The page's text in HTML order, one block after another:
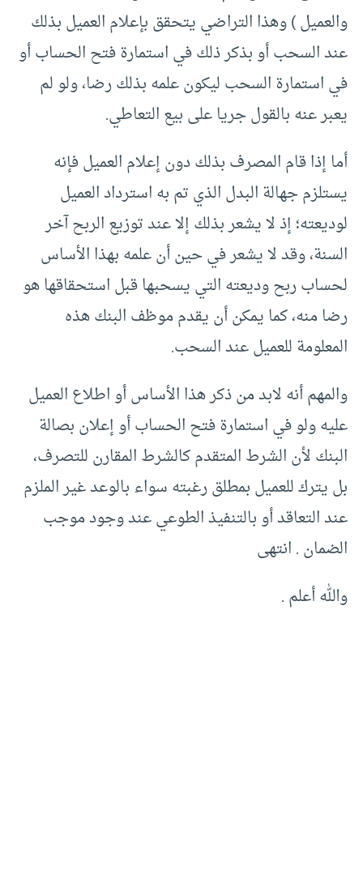
والعميل ) وهذا التراضي يتحقق بإعلام العميل بذلك
عند السحب أو بذكر ذلك في استمارة فتح الحساب أو
في استمارة السحب ليكون علمه بذلك رضا، ولو لم
يعبر عنه بالقول جريا على بيع التعاطي.
أما إذا قام المصرف بذلك دون إعلام العميل فإنه
يستلزم جهالة البدل الذي تم به استرداد العميل
لوديعته؛ إذ لا يشعر بذلك إلا عند توزيع الربح آخر
السنة، وقد لا يشعر في حين أن علمه بهذا الأساس
لحساب ربح وديعته التي يسحبها قبل استحقاقها هو
رضا منه، كما يمكن أن يقدم موظف البنك هذه
المعلومة للعميل عند السحب.
والمهم أنه لابد من ذكر هذا الأساس أو اطلاع العميل
عليه ولو في استمارة فتح الحساب أو إعلان بصالة
البنك لأن الشرط المتقدم كالشرط المقارن للتصرف،
بل يترك للعميل بمطلق رغبته سواء بالوعد غير الملزم
عند التعاقد أو بالتنفيذ الطوعي عند وجود موجب
الضمان . انتهى
والله أعلم .